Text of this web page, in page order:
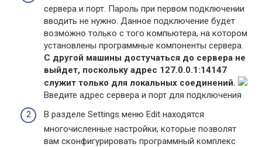
сервера и порт. Пароль при первом подключении
вводить не нужно. Данное подключение будет
возможно только с того компьютера, на котором
установлены программные компоненты сервера.
С другой машины достучаться до сервера не
выйдет, поскольку адрес 127.0.0.1:14147
служит только для локальных соединений.
Введите адрес сервера и порт для подключения
В разделе Settings меню Edit находятся
многочисленные настройки, которые позволят
вам сконфигурировать программный комплекс